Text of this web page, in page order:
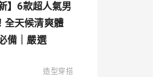
】6款超人氣男
全天候清爽體
備｜嚴選
造型穿搭